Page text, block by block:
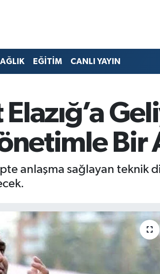
EĞİTİM CANLI YAYIN
Bir
anlaşma sağlayan